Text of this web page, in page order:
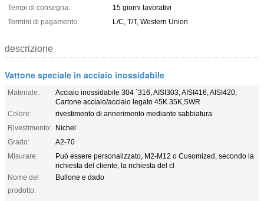
Tempi di consegna:
15 giorni lavorativi
Termini di pagamento:
L/C, T/T, Western Union
descrizione
Vattone speciale in acciaio inossidabile
Materiale:
Acciaio inossidabile 304 `316, AISI303, AISI416, AISI420;
Cartone acciaio/acciaio legato 45K 35K,SWR
Colore:
rivestimento di annerimento mediante sabbiatura
Rivestimento: Nichel
Grado:
A2-70
Misurare:
Può essere personalizzato, M2-M12 o Cusomized, secondo la
richiesta del cliente, la richiesta del cl
Nome del
prodotto:
Bullone e dado